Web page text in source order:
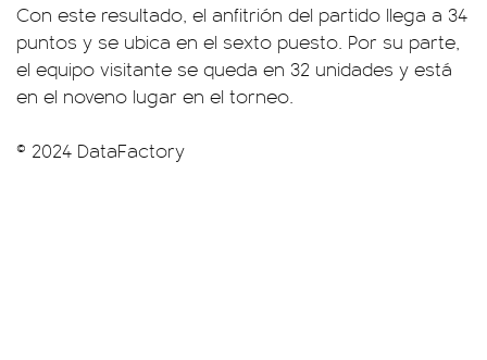
Con este resultado, el anfitrión del partido llega a 34
puntos y se ubica en el sexto puesto. Por su parte,
el equipo visitante se queda en 32 unidades y está
en el noveno lugar en el torneo.
© 2024 DataFactory